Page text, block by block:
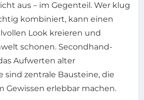
aus – im Gegenteil. Wer klug
kombiniert, kann einen
Look kreieren und
schonen. Secondhand-
Aufwerten alter
sind zentrale Bausteine, die
Gewissen erlebbar machen.